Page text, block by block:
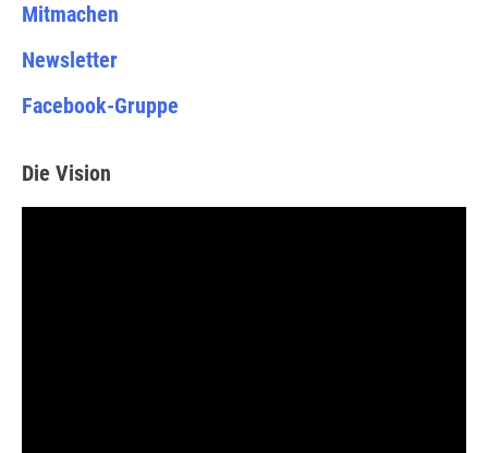
Mitmachen
Newsletter
Facebook-Gruppe
Die Vision